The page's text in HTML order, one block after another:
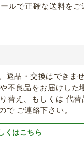
ルで正確な送料をご
返品・交換はできませ
不良品をお届けした
替え、もしくは 代替
で ご連絡下さい。
くはこちら